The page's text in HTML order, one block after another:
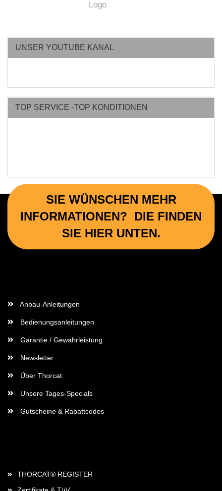
UNSER YOUTUBE KANAL
TOP SERVICE -TOP KONDITIONEN
SIE WÜNSCHEN MEHR
INFORMATIONEN? DIE FINDEN
SIE HIER UNTEN.
Anbau-Anleitungen
Bedienungsanleitungen
Garantie / Gewährleistung
Newsletter
Über Thorcat
Unsere Tages-Specials
Gutscheine & Rabattcodes
THORCAT® REGISTER